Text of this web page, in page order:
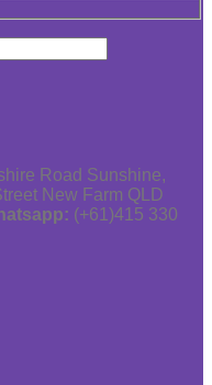
Road Sunshine,
New Farm QLD
(+61)415 330